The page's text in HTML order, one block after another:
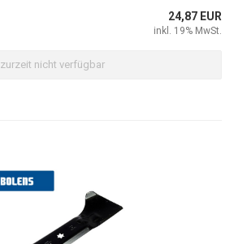
24,87 EUR
inkl. 19% MwSt.
zurzeit nicht verfügbar